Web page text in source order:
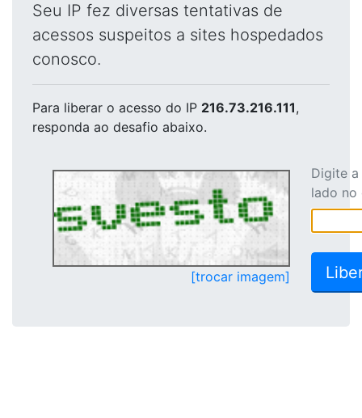
Seu IP fez diversas tentativas de
acessos suspeitos a sites hospedados
conosco.
Para liberar o acesso do IP 216.73.216.111,
responda ao desafio abaixo.
[trocar imagem]
Digite
lado no